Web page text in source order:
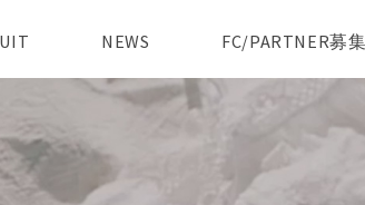
NEWS FC/PARTNER募集